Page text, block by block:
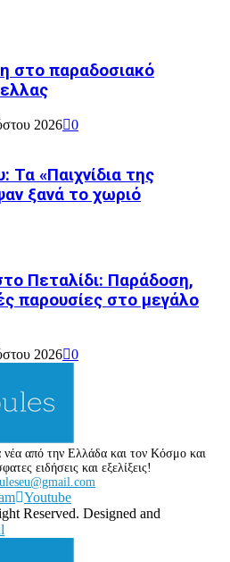
στο παραδοσιακό
2026 0
Τα «Παιχνίδια της
ξανά το χωριό
Πεταλίδι: Παράδοση,
παρουσίες στο μεγάλο
2026 0
νέα από την Ελλάδα και τον Κόσμο και
ειδήσεις και εξελίξεις!
Youtube
Reserved. Designed and